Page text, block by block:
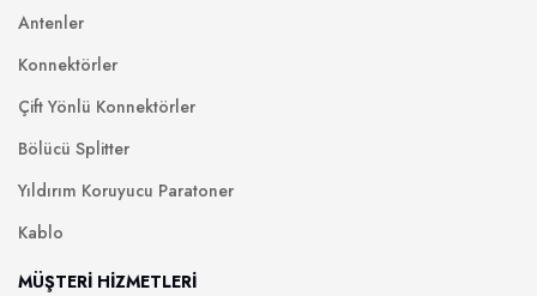
Antenler
Konnektörler
Çift Yönlü Konnektörler
Bölücü Splitter
Yıldırım Koruyucu Paratoner
Kablo
MÜŞTERİ HİZMETLERİ